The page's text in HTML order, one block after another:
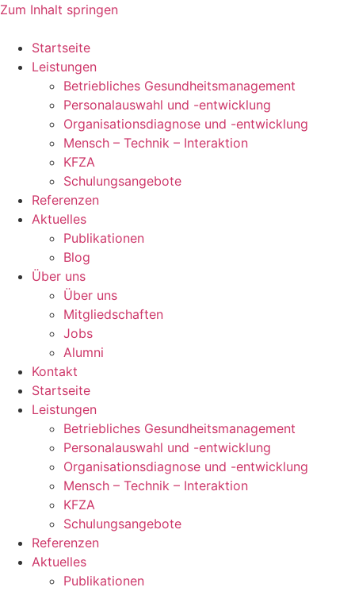
Zum Inhalt springen
Startseite
Leistungen
Betriebliches Gesundheitsmanagement
Personalauswahl und -entwicklung
Organisationsdiagnose und -entwicklung
Mensch – Technik – Interaktion
KFZA
Schulungsangebote
Referenzen
Aktuelles
Publikationen
Blog
Über uns
Über uns
Mitgliedschaften
Jobs
Alumni
Kontakt
Startseite
Leistungen
Betriebliches Gesundheitsmanagement
Personalauswahl und -entwicklung
Organisationsdiagnose und -entwicklung
Mensch – Technik – Interaktion
KFZA
Schulungsangebote
Referenzen
Aktuelles
Publikationen